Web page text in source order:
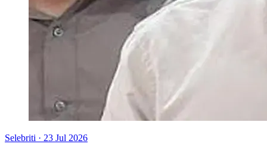
Selebriti · 23 Jul 2026